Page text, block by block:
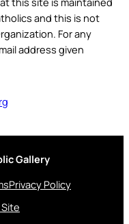
and this is not
For any
address given
Gallery
Privacy Policy